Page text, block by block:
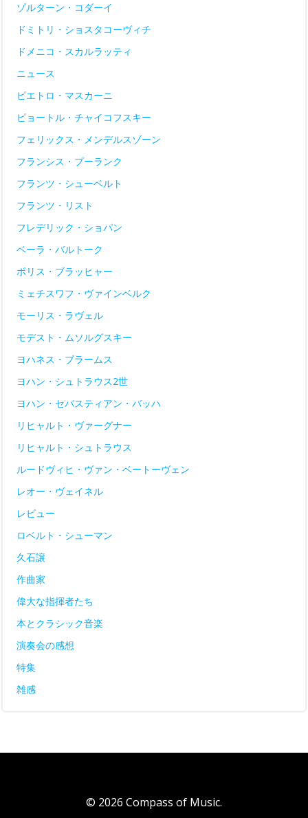
ゾルターン・コダーイ
ドミトリ・ショスタコーヴィチ
ドメニコ・スカルラッティ
ニュース
ピエトロ・マスカーニ
ピョートル・チャイコフスキー
フェリックス・メンデルスゾーン
フランシス・プーランク
フランツ・シューベルト
フランツ・リスト
フレデリック・ショパン
ベーラ・バルトーク
ボリス・ブラッヒャー
ミェチスワフ・ヴァインベルク
モーリス・ラヴェル
モデスト・ムソルグスキー
ヨハネス・ブラームス
ヨハン・シュトラウス2世
ヨハン・セバスティアン・バッハ
リヒャルト・ヴァーグナー
リヒャルト・シュトラウス
ルードヴィヒ・ヴァン・ベートーヴェン
レオー・ヴェイネル
レビュー
ロベルト・シューマン
久石譲
作曲家
偉大な指揮者たち
本とクラシック音楽
演奏会の感想
特集
雑感
© 2026 Compass of Music.